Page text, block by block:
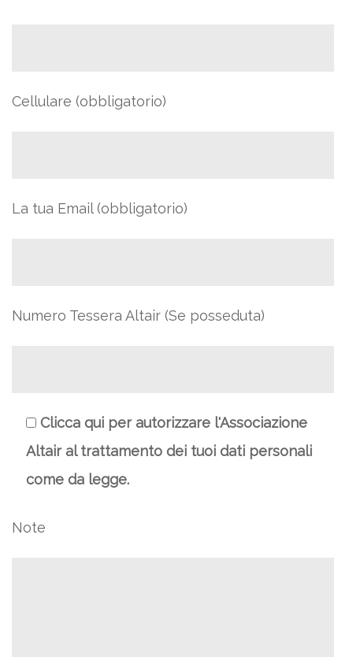
Cellulare (obbligatorio)
La tua Email (obbligatorio)
Numero Tessera Altair (Se posseduta)
Clicca qui per autorizzare l'Associazione
Altair al trattamento dei tuoi dati personali
come da legge.
Note